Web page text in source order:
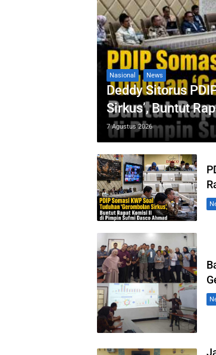
Nasional News
Deddy Sitorus
Sirkus’, Buntut
7 Agustus 2026